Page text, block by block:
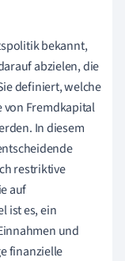
bekannt,
abzielen, die
definiert, welche
von Fremdkapital
In diesem
restriktive
auf
ist es, ein
und
finanzielle